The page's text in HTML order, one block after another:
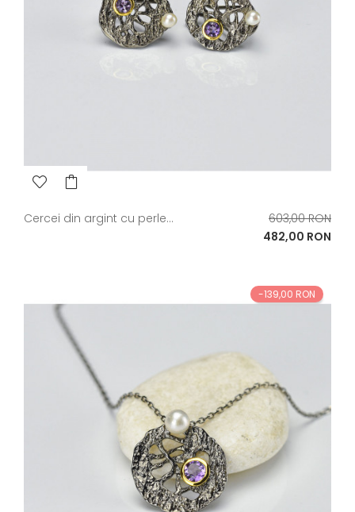
Cercei din argint cu perle...
Pret
de
603,00 RON
Pret
482,00 RON
-139,00 RON